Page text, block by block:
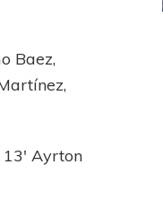
Baez,
13′ Ayrton
el bicampeonato